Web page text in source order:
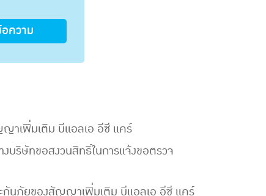
ความ
าเพิ่มเติม บีแอลเอ อีซี แคร์
ริษัทขอสงวนสิทธิ์ในการแจ้งขอตรวจ
ะกันภัยของสัญญาเพิ่มเติม บีแอลเอ อีซี แคร์